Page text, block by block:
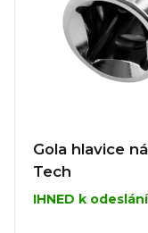
Gola hlavice
Tech
IHNED k odeslání